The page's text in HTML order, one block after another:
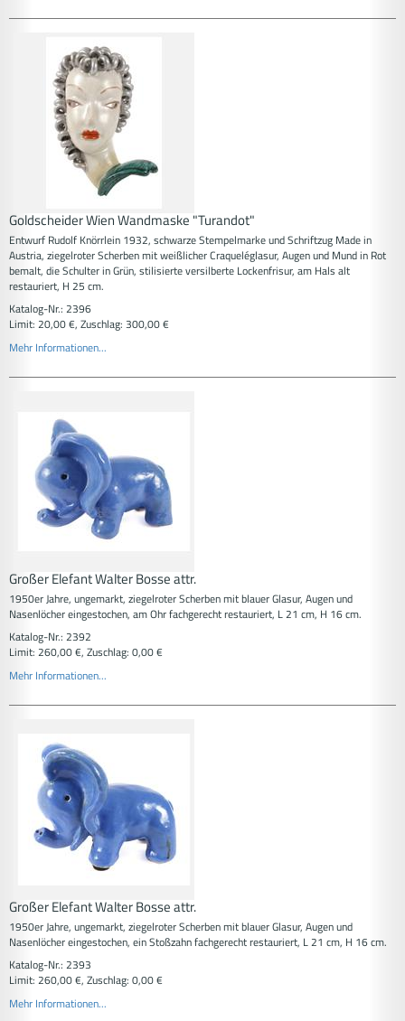
Goldscheider Wien Wandmaske "Turandot"
Entwurf Rudolf Knörrlein 1932, schwarze Stempelmarke und Schriftzug Made in
Austria, ziegelroter Scherben mit weißlicher Craqueléglasur, Augen und Mund in Rot
bemalt, die Schulter in Grün, stilisierte versilberte Lockenfrisur, am Hals alt
restauriert, H 25 cm.
Katalog-Nr.: 2396
Limit: 20,00 €, Zuschlag: 300,00 €
Mehr Informationen...
Großer Elefant Walter Bosse attr.
1950er Jahre, ungemarkt, ziegelroter Scherben mit blauer Glasur, Augen und
Nasenlöcher eingestochen, am Ohr fachgerecht restauriert, L 21 cm, H 16 cm.
Katalog-Nr.: 2392
Limit: 260,00 €, Zuschlag: 0,00 €
Mehr Informationen...
Großer Elefant Walter Bosse attr.
1950er Jahre, ungemarkt, ziegelroter Scherben mit blauer Glasur, Augen und
Nasenlöcher eingestochen, ein Stoßzahn fachgerecht restauriert, L 21 cm, H 16 cm.
Katalog-Nr.: 2393
Limit: 260,00 €, Zuschlag: 0,00 €
Mehr Informationen...